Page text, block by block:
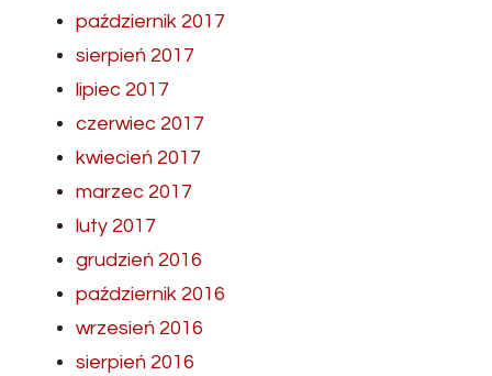
październik 2017
sierpień 2017
lipiec 2017
czerwiec 2017
kwiecień 2017
marzec 2017
luty 2017
grudzień 2016
październik 2016
wrzesień 2016
sierpień 2016